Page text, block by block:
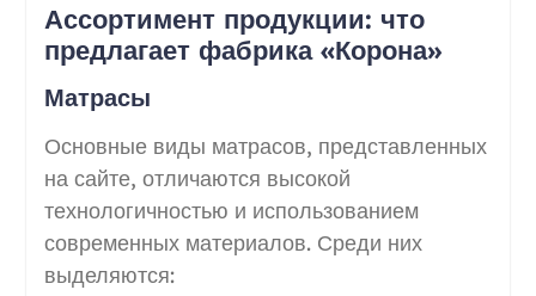
Ассортимент продукции: что
предлагает фабрика «Корона»
Матрасы
Основные виды матрасов, представленных
на сайте, отличаются высокой
технологичностью и использованием
современных материалов. Среди них
выделяются: